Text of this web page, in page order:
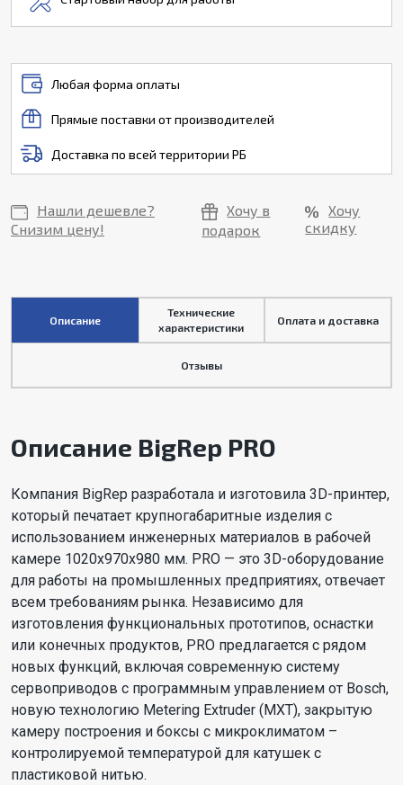
Любая форма оплаты
Прямые поставки от производителей
Доставка по всей территории РБ
Нашли дешевле?
Снизим цену!
Хочу в
подарок
Хочу
скидку
Описание
Технические
характеристики
Оплата и доставка
Отзывы
Описание BigRep PRO
Компания BigRep разработала и изготовила 3D-принтер,
который печатает крупногабаритные изделия с
использованием инженерных материалов в рабочей
камере 1020х970х980 мм. PRO — это 3D-оборудование
для работы на промышленных предприятиях, отвечает
всем требованиям рынка. Независимо для
изготовления функциональных прототипов, оснастки
или конечных продуктов, PRO предлагается с рядом
новых функций, включая современную систему
сервоприводов с программным управлением от Bosch,
новую технологию Metering Extruder (MXT), закрытую
камеру построения и боксы с микроклиматом –
контролируемой температурой для катушек с
пластиковой нитью.